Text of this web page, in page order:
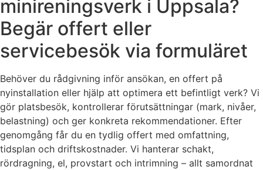
minireningsverk i Uppsala?
Begär offert eller
servicebesök via formuläret
Behöver du rådgivning inför ansökan, en offert på
nyinstallation eller hjälp att optimera ett befintligt verk? Vi
gör platsbesök, kontrollerar förutsättningar (mark, nivåer,
belastning) och ger konkreta rekommendationer. Efter
genomgång får du en tydlig offert med omfattning,
tidsplan och driftskostnader. Vi hanterar schakt,
rördragning, el, provstart och intrimning – allt samordnat